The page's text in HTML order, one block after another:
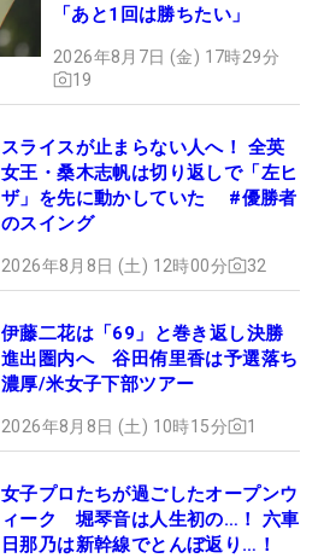
「あと1回は勝ちたい」
2026年8月7日 (金) 17時29分
19
スライスが止まらない人へ！ 全英
女王・桑木志帆は切り返しで「左ヒ
ザ」を先に動かしていた #優勝者
のスイング
2026年8月8日 (土) 12時00分 32
伊藤二花は「69」と巻き返し決勝
進出圏内へ 谷田侑里香は予選落ち
濃厚/米女子下部ツアー
2026年8月8日 (土) 10時15分 1
女子プロたちが過ごしたオープンウ
ィーク 堀琴音は人生初の…！ 六車
日那乃は新幹線でとんぼ返り…！